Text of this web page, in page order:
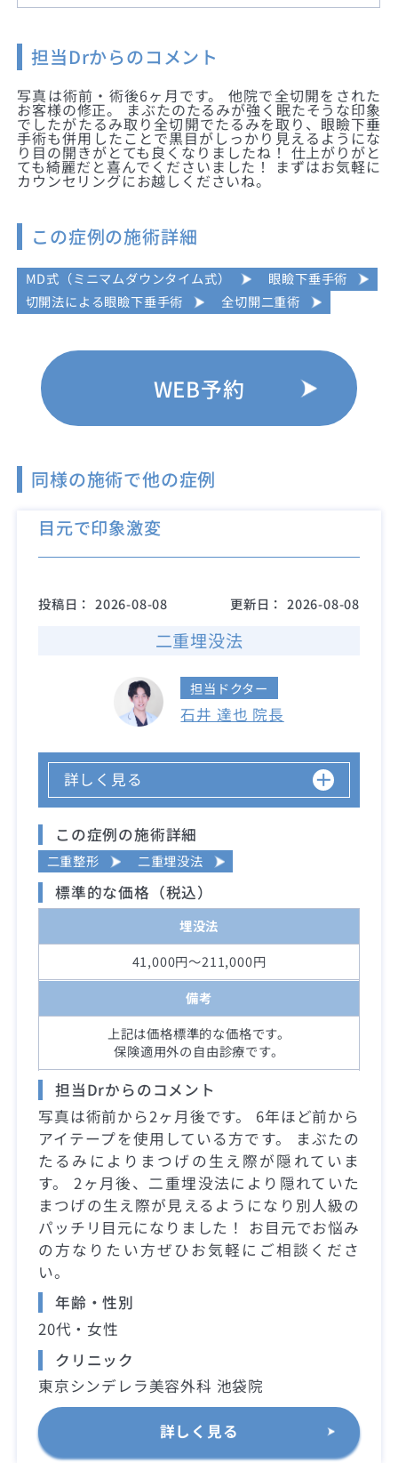
担当Drからのコメント
写真は術前・術後6ヶ月です。 他院で全切開をされた
お客様の修正。 まぶたのたるみが強く眠たそうな印象
でしたがたるみ取り全切開でたるみを取り、眼瞼下垂
手術も併用したことで黒目がしっかり見えるようにな
り目の開きがとても良くなりましたね！ 仕上がりがと
ても綺麗だと喜んでくださいました！ まずはお気軽に
カウンセリングにお越しくださいね。
この症例の施術詳細
MD式（ミニマムダウンタイム式）
眼瞼下垂手術
切開法による眼瞼下垂手術
全切開二重術
WEB予約
同様の施術で他の症例
目元で印象激変
投稿日： 2026-08-08 更新日： 2026-08-08
二重埋没法
担当ドクター
石井 達也 院長
詳しく見る
この症例の施術詳細
二重整形 二重埋没法
標準的な価格（税込）
埋没法
41,000円～211,000円
備考
上記は価格標準的な価格です。
保険適用外の自由診療です。
担当Drからのコメント
写真は術前から2ヶ月後です。 6年ほど前から
アイテープを使用している方です。 まぶたの
たるみによりまつげの生え際が隠れていま
す。 2ヶ月後、二重埋没法により隠れていた
まつげの生え際が見えるようになり別人級の
パッチリ目元になりました！ お目元でお悩み
の方なりたい方ぜひお気軽にご相談くださ
い。
年齢・性別
20代・女性
クリニック
東京シンデレラ美容外科 池袋院
詳しく見る